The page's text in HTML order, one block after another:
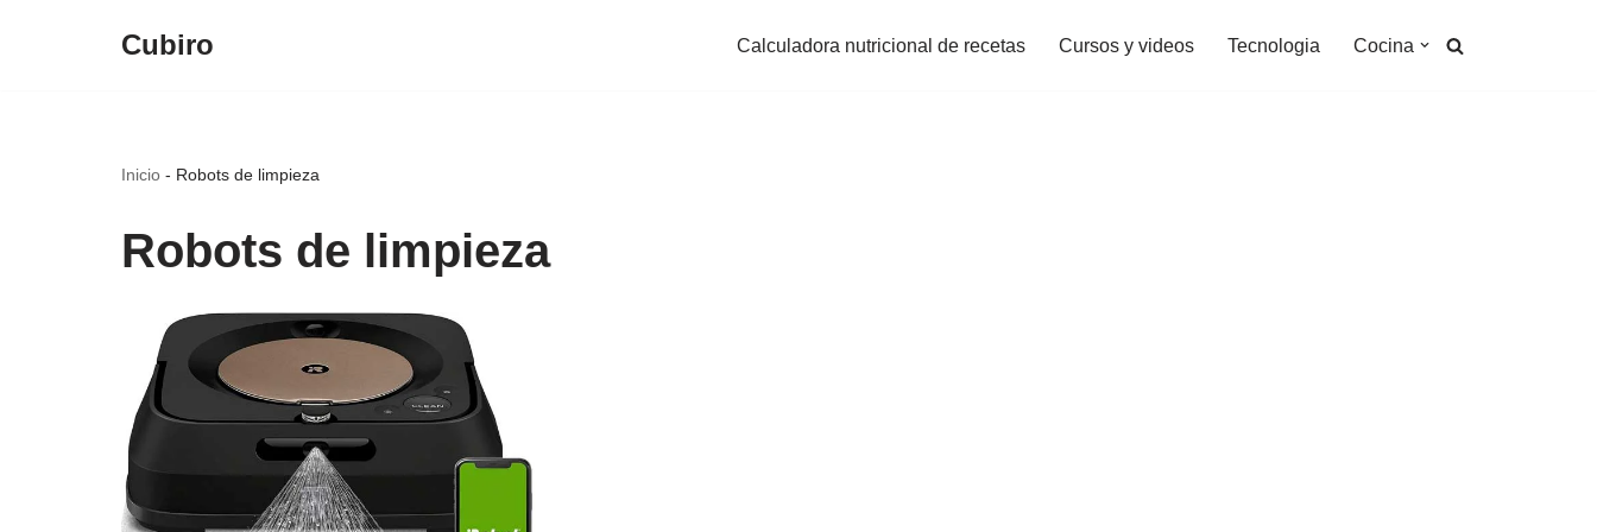
Cubiro Calculadora nutricional de recetas Cursos y videos Tecnologia Cocina
Inicio - Robots de limpieza
Robots de limpieza